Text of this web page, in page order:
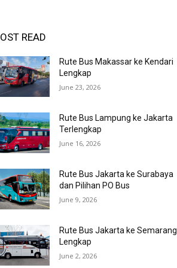
READ
Rute Bus Makassar ke Kendari
Lengkap
June 23, 2026
Rute Bus Lampung ke Jakarta
Terlengkap
June 16, 2026
Rute Bus Jakarta ke Surabaya
dan Pilihan PO Bus
June 9, 2026
Rute Bus Jakarta ke Semarang
Lengkap
June 2, 2026